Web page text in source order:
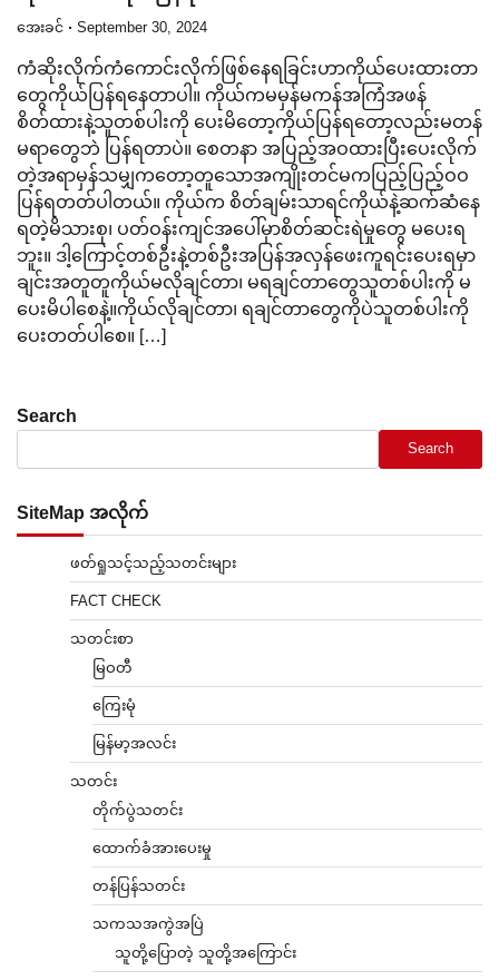
အေးခင် September 30, 2024
ကံဆိုးလိုက်ကံကောင်းလိုက်ဖြစ်နေရခြင်းဟာကိုယ်ပေးထားတာ
တွေကိုယ်ပြန်ရနေတာပါ။ ကိုယ်ကမမှန်မကန်အကြံအဖန်
စိတ်ထားနဲ့သူတစ်ပါးကို ပေးမိတော့ကိုယ်ပြန်ရတော့လည်းမတန်
မရာတွေဘဲ ပြန်ရတာပဲ။ စေတနာ အပြည့်အဝထားပြီးပေးလိုက်
တဲ့အရာမှန်သမျှကတော့တူသောအကျိုးတင်မကပြည့်ပြည့်ဝဝ
ပြန်ရတတ်ပါတယ်။ ကိုယ်က စိတ်ချမ်းသာရင်ကိုယ်နဲ့ဆက်ဆံနေ
ရတဲ့မိသားစု၊ ပတ်ဝန်းကျင်အပေါ်မှာစိတ်ဆင်းရဲမှုတွေ မပေးရ
ဘူး။ ဒါ့ကြောင့်တစ်ဦးနဲ့တစ်ဦးအပြန်အလှန်ဖေးကူရင်းပေးရမှာ
ချင်းအတူတူကိုယ်မလိုချင်တာ၊ မရချင်တာတွေသူတစ်ပါးကို မ
ပေးမိပါစေနဲ့။ကိုယ်လိုချင်တာ၊ ရချင်တာတွေကိုပဲသူတစ်ပါးကို
ပေးတတ်ပါစေ။ […]
Search
Search
SiteMap အလိုက်
ဖတ်ရှုသင့်သည့်သတင်းများ
FACT CHECK
သတင်းစာ
မြဝတီ
ကြေးမုံ
မြန်မာ့အလင်း
သတင်း
တိုက်ပွဲသတင်း
ထောက်ခံအားပေးမှု
တန်ပြန်သတင်း
သကသအကွဲအပြဲ
သူတို့ပြောတဲ့ သူတို့အကြောင်း